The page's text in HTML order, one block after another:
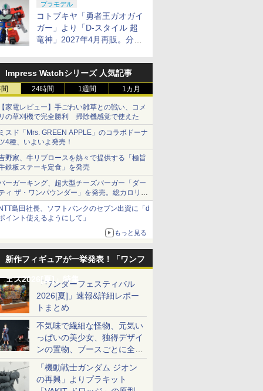
プラモデル
コトブキヤ「勇者王ガオガイ
ガー」より「D-スタイル 超
竜神」2027年4月再販。分離
Impress Watchシリーズ 人気記事
24時間 1週間 1カ月
家電レビュー】手ごわい雑草との戦い、コメ
の草刈機で完全勝利 掃除機感覚で使えた
スド「Mrs. GREEN APPLE」のコラボドーナ
4種、いよいよ発売！
野家、牛リブロースを熱々で提供する「極旨
鉄板ステーキ定食」を発売
ーガーキング、超大型チーズバーガー「ダー
ィ ザ・ワンパウンダー」を発売。総カロリー
1656kcal、総重量約527g！
島田社長、ソフトバンクのセブン出資に「d
イント使えるようにして」
もっと見る
新作フィギュアが一挙発表！「ワンフ
ェス2026[夏]」特集「ワンダーフェスティバル
2026[夏]」速報&詳細レポー
トまとめ
不気味で繊細な怪物、元気い
っぱいの美少女、独得デザイ
ンの置物、ブースごとに全く
異なる世界が広がる一般ディ
ーラーフォトレポート
「機動戦士ガンダム ジオン
の再興」よりプラキット